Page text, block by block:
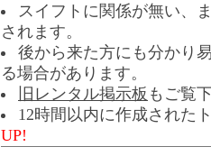
スイフトに関係が無い、
されます。
後から来た方にも分かり
る場合があります。
旧レンタル掲示板 もご覧
12時間以内に作成された
UP!